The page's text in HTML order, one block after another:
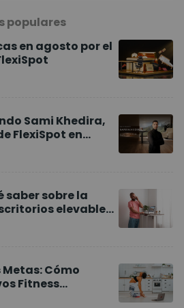
populares
en agosto por el
Sami Khedira,
FlexiSpot en
saber sobre la
elevables
Metas: Cómo
Fitness